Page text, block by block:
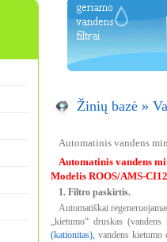
Žinių bazė»
Automatinis vandens
Automatinis vandens
Modelis ROOS/AMS-
1. Filtro paskirtis.
Automatiškai
„kietumo“ druskas
(kationitas),vandens kietumo